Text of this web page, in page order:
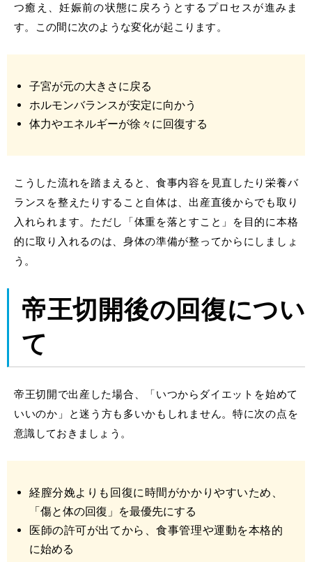
つ癒え、妊娠前の状態に戻ろうとするプロセスが進みま
す。この間に次のような変化が起こります。
子宮が元の大きさに戻る
ホルモンバランスが安定に向かう
体力やエネルギーが徐々に回復する
こうした流れを踏まえると、食事内容を見直したり栄養バ
ランスを整えたりすること自体は、出産直後からでも取り
入れられます。ただし「体重を落とすこと」を目的に本格
的に取り入れるのは、身体の準備が整ってからにしましょ
う。
帝王切開後の回復につい
て
帝王切開で出産した場合、「いつからダイエット を始めて
いいのか」と迷う方も多いかもしれません。特に次の点を
意識しておきましょう。
経膣分娩よりも回復に時間がかかりやすいため、
「傷と体の回復」を最優先にする
医師の許可が出てから、食事管理や運動を本格的
に始める